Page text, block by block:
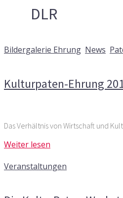
DLR
Bildergalerie Ehrung News
Kulturpaten-Ehrung
Das Verhältnis von Wirtschaft und
Weiter lesen
Veranstaltungen